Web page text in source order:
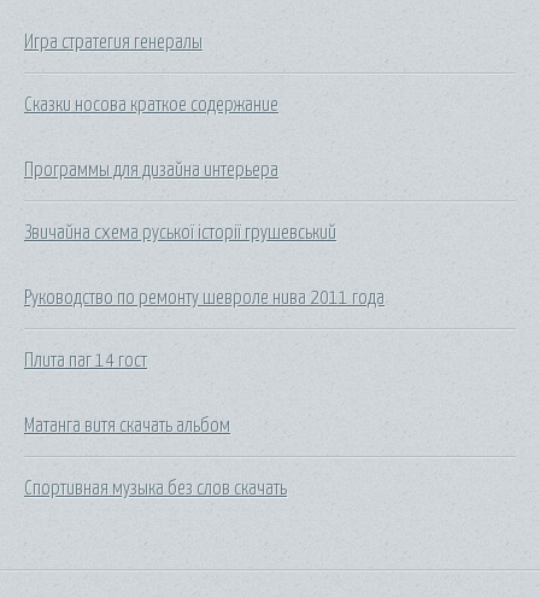
Игра стратегия генералы
Сказки носова краткое содержание
Программы для дизайна интерьера
Звичайна схема руської історії грушевський
Руководство по ремонту шевроле нива 2011 года
Плита паг 14 гост
Матанга витя скачать альбом
Спортивная музыка без слов скачать